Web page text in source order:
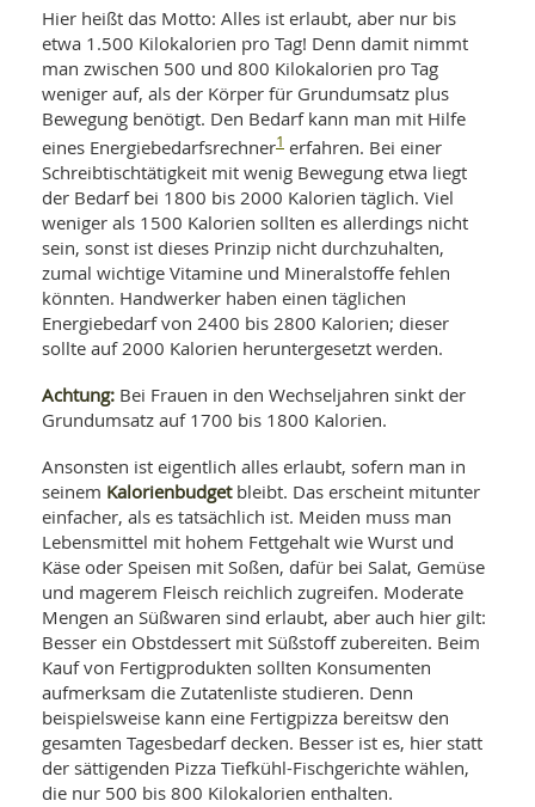
Hier heißt das Motto: Alles ist erlaubt, aber nur bis
etwa 1.500 Kilokalorien pro Tag! Denn damit nimmt
man zwischen 500 und 800 Kilokalorien pro Tag
weniger auf, als der Körper für Grundumsatz plus
Bewegung benötigt. Den Bedarf kann man mit Hilfe
eines Energiebedarfsrechner1 erfahren. Bei einer
Schreibtischtätigkeit mit wenig Bewegung etwa liegt
der Bedarf bei 1800 bis 2000 Kalorien täglich. Viel
weniger als 1500 Kalorien sollten es allerdings nicht
sein, sonst ist dieses Prinzip nicht durchzuhalten,
zumal wichtige Vitamine und Mineralstoffe fehlen
könnten. Handwerker haben einen täglichen
Energiebedarf von 2400 bis 2800 Kalorien; dieser
sollte auf 2000 Kalorien heruntergesetzt werden.
Achtung: Bei Frauen in den Wechseljahren sinkt der
Grundumsatz auf 1700 bis 1800 Kalorien.
Ansonsten ist eigentlich alles erlaubt, sofern man in
seinem Kalorienbudgetbleibt. Das erscheint mitunter
einfacher, als es tatsächlich ist. Meiden muss man
Lebensmittel mit hohem Fettgehalt wie Wurst und
Käse oder Speisen mit Soßen, dafür bei Salat, Gemüse
und magerem Fleisch reichlich zugreifen. Moderate
Mengen an Süßwaren sind erlaubt, aber auch hier gilt:
Besser ein Obstdessert mit Süßstoff zubereiten. Beim
Kauf von Fertigprodukten sollten Konsumenten
aufmerksam die Zutatenliste studieren. Denn
beispielsweise kann eine Fertigpizza bereitsw den
gesamten Tagesbedarf decken. Besser ist es, hier statt
der sättigenden Pizza Tiefkühl-Fischgerichte wählen,
die nur 500 bis 800 Kilokalorien enthalten.